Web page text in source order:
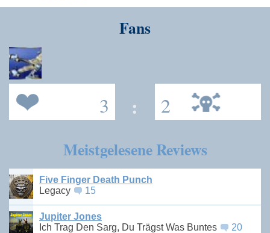
Fans
3 : 2
Meistgelesene Reviews
Five Finger Death Punch
Legacy
15
Jupiter Jones
Ich Trag Den Sarg, Du Trägst Was Buntes
20